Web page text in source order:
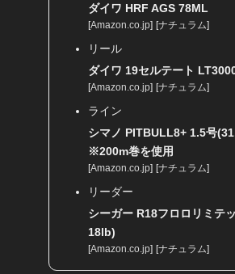
ダイワ HRF AGS 78ML
[Amazon.co.jp] [ナチュラム]
リール
ダイワ 19セルテート
[Amazon.co.jp] [ナチュラム]
ライン
シマノ PITBULL8+ 1.5号
※200m巻を使用
[Amazon.co.jp] [ナチュラム]
リーダー
シーガー R18フロロリミテ
18lb)
[Amazon.co.jp] [ナチュラム]